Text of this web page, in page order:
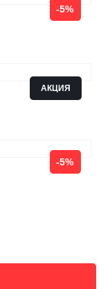
-5%
АКЦИЯ
-5%